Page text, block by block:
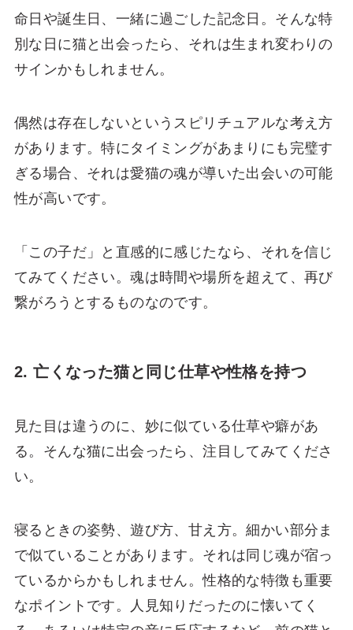
命日や誕生日、一緒に過ごした記念日。そんな特
別な日に猫と出会ったら、それは生まれ変わりの
サインかもしれません。
偶然は存在しないというスピリチュアルな考え方
があります。特にタイミングがあまりにも完璧す
ぎる場合、それは愛猫の魂が導いた出会いの可能
性が高いです。
「この子だ」と直感的に感じたなら、それを信じ
てみてください。魂は時間や場所を超えて、再び
繋がろうとするものなのです。
2. 亡くなった猫と同じ仕草や性格を持つ
見た目は違うのに、妙に似ている仕草や癖があ
る。そんな猫に出会ったら、注目してみてくださ
い。
寝るときの姿勢、遊び方、甘え方。細かい部分ま
で似ていることがあります。それは同じ魂が宿っ
ているからかもしれません。性格的な特徴も重要
なポイントです。人見知りだったのに懐いてく